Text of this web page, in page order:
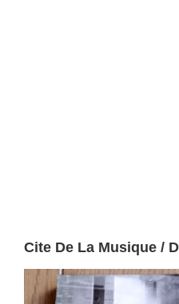
Cite De La Musique /